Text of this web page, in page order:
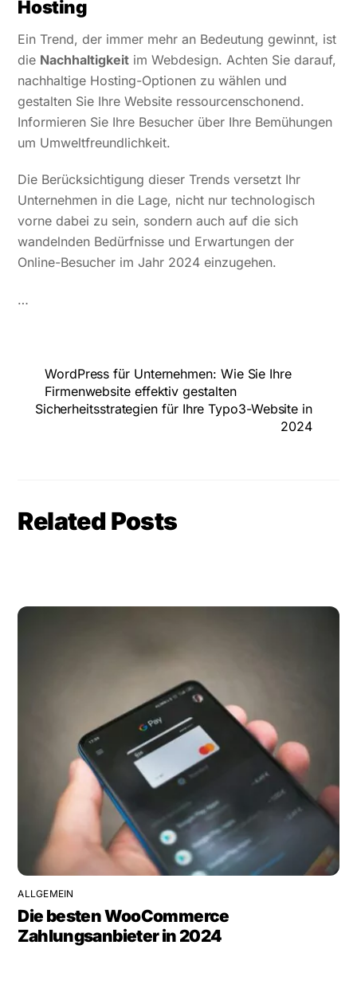
Hosting
Ein Trend, der immer mehr an Bedeutung gewinnt, ist
die Nachhaltigkeit im Webdesign. Achten Sie darauf,
nachhaltige Hosting-Optionen zu wählen und
gestalten Sie Ihre Website ressourcenschonend.
Informieren Sie Ihre Besucher über Ihre Bemühungen
um Umweltfreundlichkeit.
Die Berücksichtigung dieser Trends versetzt Ihr
Unternehmen in die Lage, nicht nur technologisch
vorne dabei zu sein, sondern auch auf die sich
wandelnden Bedürfnisse und Erwartungen der
Online-Besucher im Jahr 2024 einzugehen.
…
WordPress für Unternehmen: Wie Sie Ihre
Firmenwebsite effektiv gestalten
Sicherheitsstrategien für Ihre Typo3-Website in
2024
Related Posts
ALLGEMEIN
Die besten WooCommerce
Zahlungsanbieter in 2024